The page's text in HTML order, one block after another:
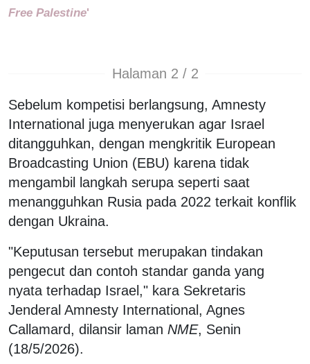
Free Palestine'
Halaman 2 / 2
Sebelum kompetisi berlangsung, Amnesty
International juga menyerukan agar Israel
ditangguhkan, dengan mengkritik European
Broadcasting Union (EBU) karena tidak
mengambil langkah serupa seperti saat
menangguhkan Rusia pada 2022 terkait konflik
dengan Ukraina.
"Keputusan tersebut merupakan tindakan
pengecut dan contoh standar ganda yang
nyata terhadap Israel," kara Sekretaris
Jenderal Amnesty International, Agnes
Callamard, dilansir laman NME, Senin
(18/5/2026).